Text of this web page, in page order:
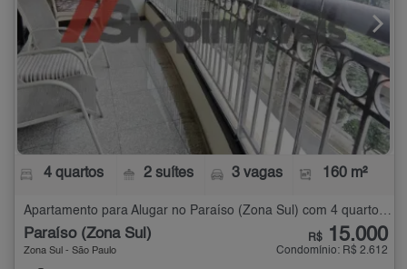
4 quartos 2 suítes 3 vagas 160 m²
Paraíso (Zona Sul)
Zona Sul - São Paulo
R$ 15.000
Condomínio: R$ 2.612